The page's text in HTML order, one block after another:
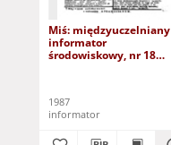
Miś: międzyuczelniany
informator
środowiskowy, nr 18
1987
informator